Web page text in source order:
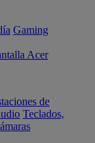
Gaming
Acer
de
Teclados,